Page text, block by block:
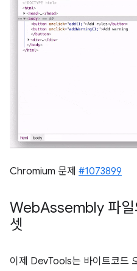
Chromium 문제 #1073899
WebAssembly 파일
셋
이제 DevTools는 바이트코드